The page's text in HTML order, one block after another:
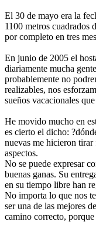
El 30 de mayo era la
1100 metros cuadrados
por completo en tres
En junio de 2005 el
diariamente mucha
probablemente no
realizables, nos
sueños vacacionales
He movido mucho en
es cierto el dicho:
nuevas me hicieron
aspectos.
No se puede expresar
buenas ganas. Su
en su tiempo libre han
No importa lo que nos
ser una de las mejores
camino correcto,